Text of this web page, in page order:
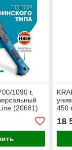
1090 г,
(20681)
450
18